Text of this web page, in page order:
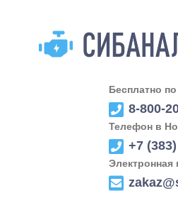
Бесплатно
8-800-
Телефон в
+7
Электронная